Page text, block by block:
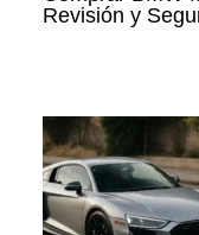
Revisión y